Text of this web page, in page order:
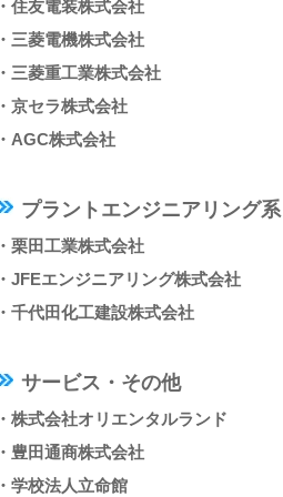
・住友電装株式会社
・三菱電機株式会社
・三菱重工業株式会社
・京セラ株式会社
・AGC株式会社
プラントエンジニアリング系
・栗田工業株式会社
・JFEエンジニアリング株式会社
・千代田化工建設株式会社
サービス・その他
・株式会社オリエンタルランド
・豊田通商株式会社
・学校法人立命館